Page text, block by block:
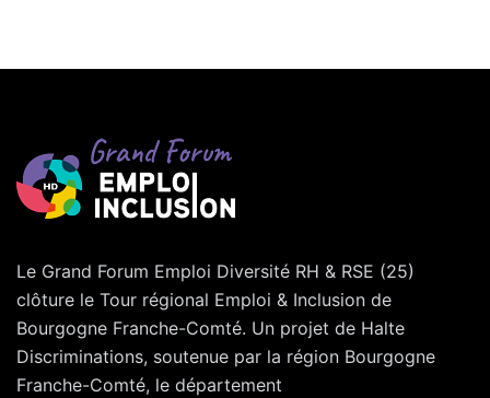
Le Grand Forum Emploi Diversité RH & RSE (25)
clôture le Tour régional Emploi & Inclusion de
Bourgogne Franche-Comté. Un projet de Halte
Discriminations, soutenue par la région Bourgogne
Franche-Comté, le département